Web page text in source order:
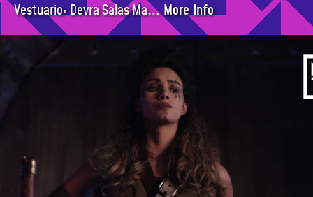
Vestuario: Devra Salas Ma... More Info